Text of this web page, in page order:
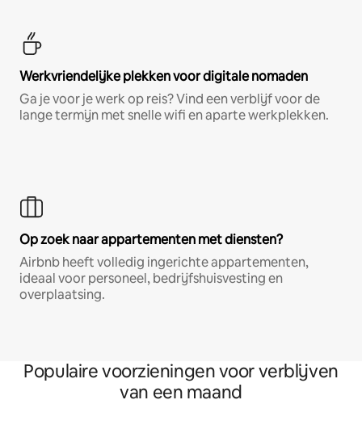
Werkvriendelijke plekken voor digitale nomaden
Ga je voor je werk op reis? Vind een verblijf voor de
lange termijn met snelle wifi en aparte werkplekken.
Op zoek naar appartementen met diensten?
Airbnb heeft volledig ingerichte appartementen,
ideaal voor personeel, bedrijfshuisvesting en
overplaatsing.
Populaire voorzieningen voor verblijven
van een maand